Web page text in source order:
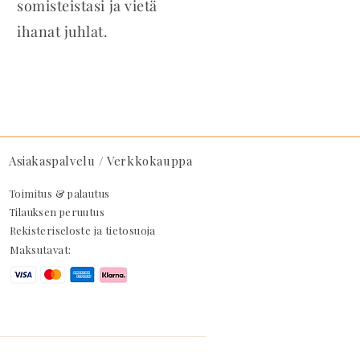
somisteistasi ja vietä
ihanat juhlat.
Asiakaspalvelu / Verkkokauppa
Toimitus & palautus
Rekisteriseloste ja tietosuoja
Maksutavat:
Tilauksen peruutus